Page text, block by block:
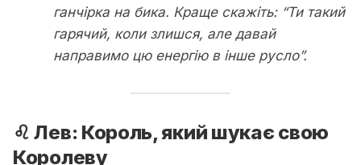
ганчірка на бика. Краще скажіть: “Ти такий
гарячий, коли злишся, але давай
направимо цю енергію в інше русло”.
♌ Лев: Король, який шукає свою
Королеву